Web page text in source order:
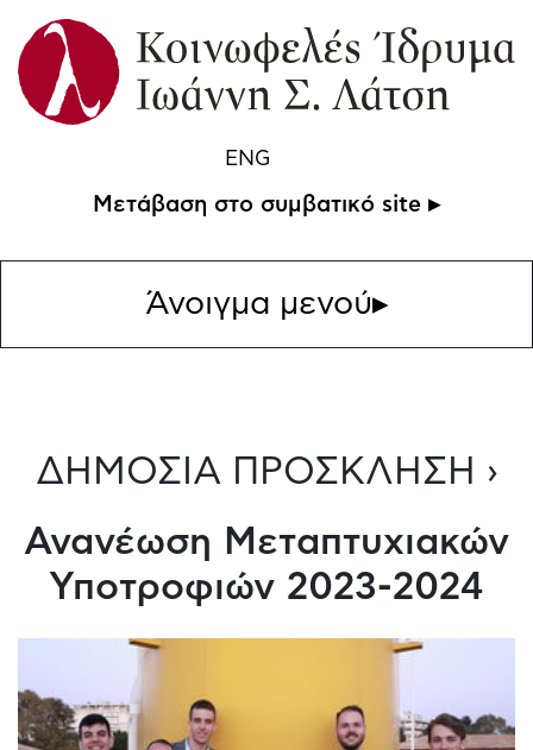
ENG
Μετάβαση στο συμβατικό site ▸
Άνοιγμα μενού▸
ΔΗΜΟΣΙΑ ΠΡΟΣΚΛΗΣΗ ›
Ανανέωση Μεταπτυχιακών
Υποτροφιών 2023-2024